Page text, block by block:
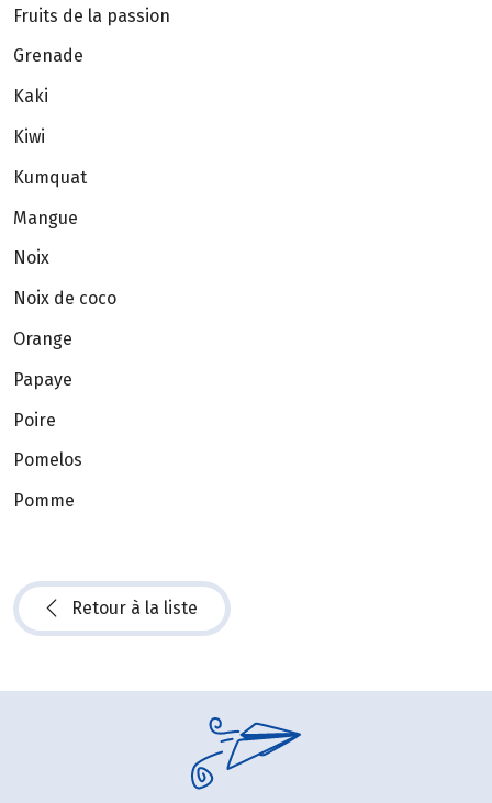
Fruits de la passion
Grenade
Kaki
Kiwi
Kumquat
Mangue
Noix
Noix de coco
Orange
Papaye
Poire
Pomelos
Pomme
Retour à la liste